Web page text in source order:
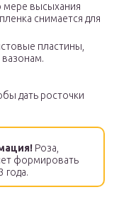
мере высыхания
снимается для
пластины,
дать росточки
Роза,
формировать
года.